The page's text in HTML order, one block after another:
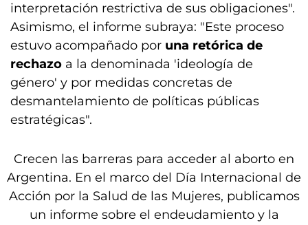
interpretación restrictiva de sus obligaciones".
Asimismo, el informe subraya: "Este proceso
estuvo acompañado por una retórica de
rechazo a la denominada 'ideología de
género' y por medidas concretas de
desmantelamiento de políticas públicas
estratégicas".
Crecen las barreras para acceder al aborto en
Argentina. En el marco del Día Internacional de
Acción por la Salud de las Mujeres, publicamos
un informe sobre el endeudamiento y la